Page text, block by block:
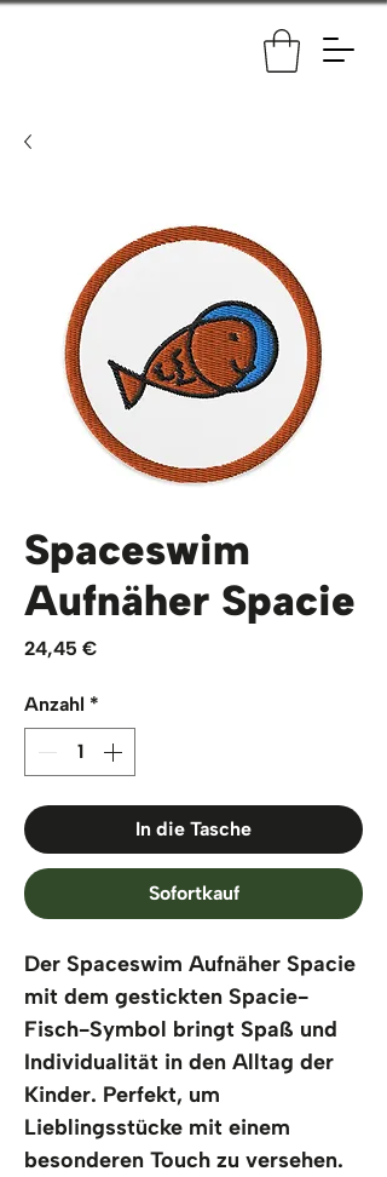
Spaceswim
Aufnäher Spacie
24,45 €
Anzahl *
In die Tasche
Sofortkauf
Der Spaceswim Aufnäher Spacie
mit dem gestickten Spacie-
Fisch-Symbol bringt Spaß und
Individualität in den Alltag der
Kinder. Perfekt, um
Lieblingsstücke mit einem
besonderen Touch zu versehen.